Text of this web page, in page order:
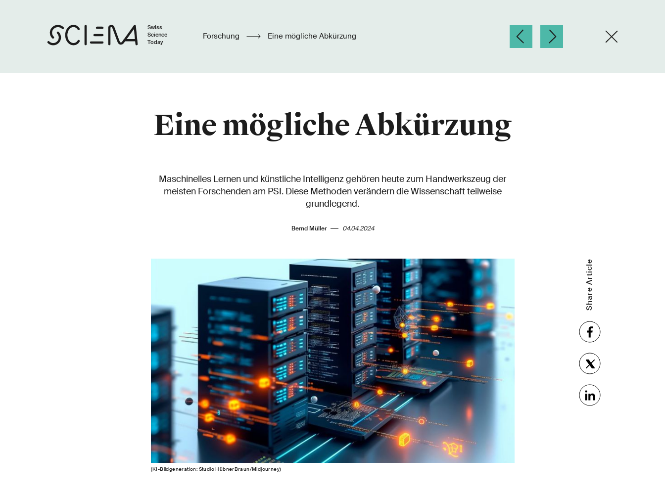
Swiss
Science
Today
Forschung Eine mögliche Abkürzung
Eine mögliche Abkürzung
Maschinelles Lernen und künstliche Intelligenz gehören heute zum Handwerkszeug der
meisten Forschenden am PSI. Diese Methoden verändern die Wissenschaft teilweise
grundlegend.
Bernd Müller 04.04.2024
(KI-Bildgeneration: Studio HübnerBraun/Midjourney)
Share Article